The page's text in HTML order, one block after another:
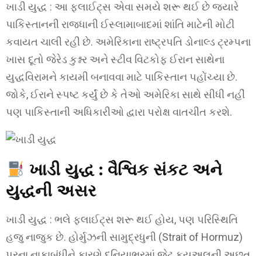
ખાડી યુદ્ધ : આ ફ્લાઈટ્સ એવા સમયે શરૂ થઈ છે જ્યારે
પાકિસ્તાનની રાજધાની ઈસ્લામાબાદમાં શાંતિ માટેની મોટી
કવાયત ચાલી રહી છે. અમેરિકાના રાષ્ટ્રપતિ ડોનાલ્ડ ટ્રમ્પના
ખાસ દૂતો જેરેડ કુશ્નર અને સ્ટીવ વિટકોફ ઈરાન સાથેના
યુદ્ધવિરામને કાયમી બનાવવા માટે પાકિસ્તાન પહોંચ્યા છે.
જોકે, ઈરાને સ્પષ્ટ કર્યું છે કે તેઓ અમેરિકા સાથે સીધી નહીં
પણ પાકિસ્તાની અધિકારીઓ દ્વારા પરોક્ષ વાતચીત કરશે.
ખાડી યુદ્ધ : વૈશ્વિક સંકટ અને
યુદ્ધની અસર
ખાડી યુદ્ધ : ભલે ફ્લાઈટ્સ શરૂ થઈ હોય, પણ પરિસ્થિતિ
હજુ નાજુક છે. હોર્મુઝની સામુદ્રધુની (Strait of Hormuz)